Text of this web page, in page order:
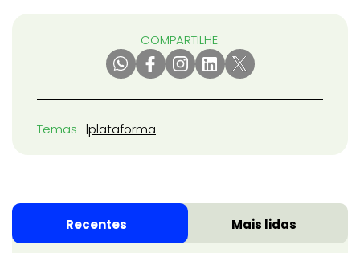
COMPARTILHE:
Temas plataforma
Recentes Mais lidas